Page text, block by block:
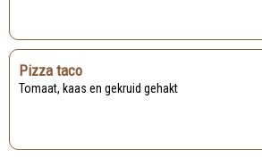
Pizza taco
Tomaat, kaas en gekruid gehakt